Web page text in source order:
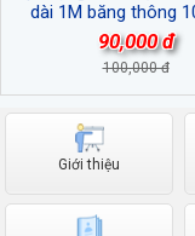
dài 1M băng thông
600MHZ Ugreen 40159
90,000 đ
100,000 đ
Giới thiệu